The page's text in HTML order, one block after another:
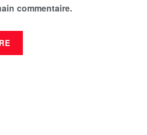
commentaire.